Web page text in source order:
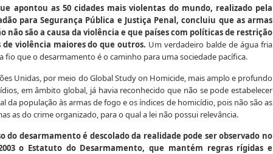
apontou as 50 cidades mais violentas do mundo, realizado pela
para Segurança Pública e Justiça Penal, concluiu que as armas
não são a causa da violência e que países com políticas de restrição
violência maiores do que outros. Um verdadeiro balde de água fria
fio que o desarmamento é o caminho para uma sociedade pacífica.
Unidas, por meio do Global Study on Homicide, mais amplo e profundo
em âmbito global, já havia reconhecido que não se pode estabelecer
da população às armas de fogo e os índices de homicídio, pois não são as
as do crime organizado, para o qual a lei não possui relevância.
do desarmamento é descolado da realidade pode ser observado no
o Estatuto do Desarmamento, que mantém regras rígidas e